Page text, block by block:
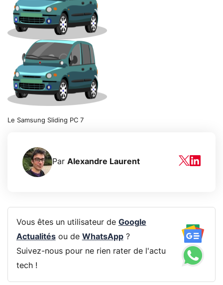
Le Samsung Sliding PC 7
Par Alexandre Laurent
Vous êtes un utilisateur de Google
Actualitésou de WhatsApp?
Suivez-nous pour ne rien rater de l'actu
tech !